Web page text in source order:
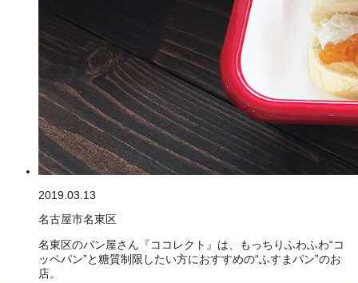
2019.03.13
名古屋市名東区
名東区のパン屋さん『ココレクト』は、もっちりふわふわ“コ
ッペパン”と糖質制限したい方におすすめの“ふすまパン”のお
店。